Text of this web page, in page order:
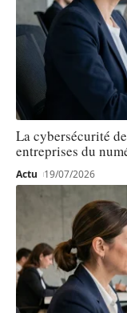
La cybersécurité
entreprises du
Actu 19/07/2026